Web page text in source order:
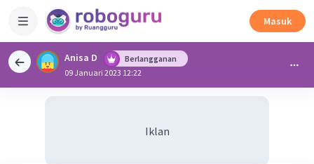
Masuk
Anisa D
Berlangganan
09 Januari 2023 12:22
Iklan